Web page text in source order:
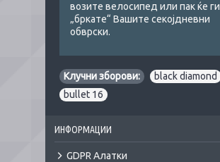
возите велосипед или пак ќе ги
„бркате“ Вашите секојдневни
обврски.
Клучни зборови: black diamond
bullet 16
ИНФОРМАЦИИ
GDPR Алатки